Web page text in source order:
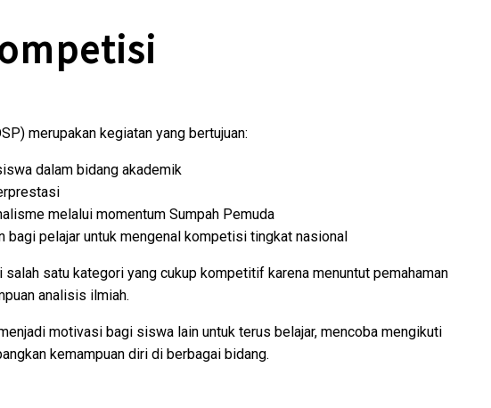
merupakan kegiatan yang bertujuan:
dalam bidang akademik
melalui momentum Sumpah Pemuda
bagi pelajar untuk mengenal kompetisi tingkat nasional
satu kategori yang cukup kompetitif karena menuntut pemahaman
analisis ilmiah.
motivasi bagi siswa lain untuk terus belajar, mencoba mengikuti
kemampuan diri di berbagai bidang.